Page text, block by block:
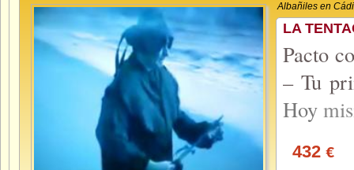
Albañiles en
LA
Pacto
– Tu
Hoy
432 €